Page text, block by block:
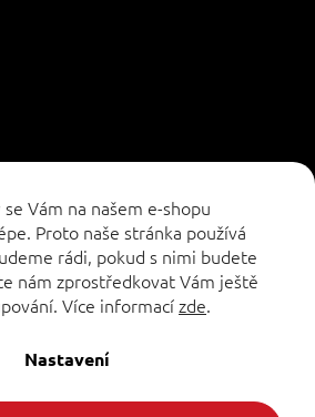
Vám na našem e-shopu
Proto naše stránka používá
rádi, pokud s nimi budete
nám zprostředkovat Vám ještě
Více informacízde.
Nastavení
Vytvořil Shoptet